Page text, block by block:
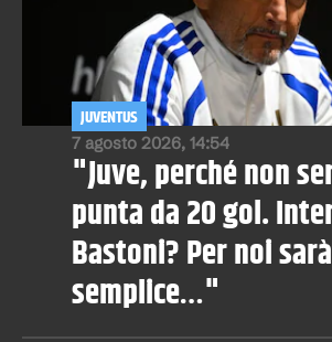
7 agosto 2026, 14:54
JUVENTUS
"Juve, perché non
punta da 20 gol.
Bastoni? Per noi sarà
semplice…"